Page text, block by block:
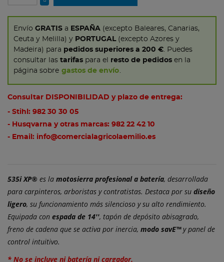
Envío GRATIS a ESPAÑA (excepto Baleares, Canarias,
Ceuta y Melilla) y PORTUGAL(excepto Azores y
Madeira) para pedidos superiores a 200 €. Puedes
consultar las tarifas para el resto de pedidos en la
página sobre gastos de envío.
Consultar DISPONIBILIDAD y plazo de entrega:
- Stihl: 982 30 30 05
- Husqvarna y otras marcas: 982 22 42 10
- Email: info@comercialagricolaemilio.es
535i XP® es la motosierra profesional a batería, desarrollada
para carpinteros, arboristas y contratistas. Destaca por su diseño
ligero, su funcionamiento más silencioso y su alto rendimiento.
Equipada con espada de 14'', tapón de depósito abisagrado,
freno de cadena que se activa por inercia, modo savE™y panel de
control intuitivo.
* No se incluye ni batería ni cargador.